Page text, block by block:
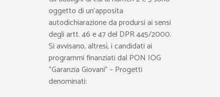
oggetto di un’apposita
autodichiarazione da prodursi ai sensi
degli artt. 46 e 47 del DPR 445/2000.
Si avvisano, altresì, i candidati ai
programmi finanziati dal PON IOG
“Garanzia Giovani” – Progetti
denominati: